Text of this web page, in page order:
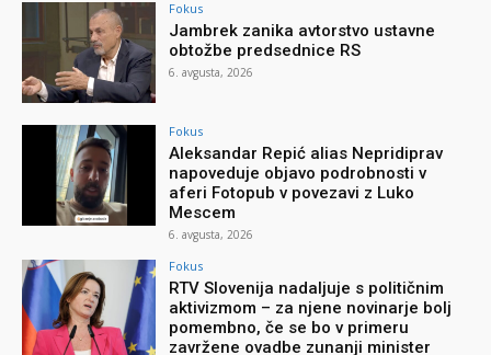
Fokus
Jambrek zanika avtorstvo ustavne
obtožbe predsednice RS
6. avgusta, 2026
Fokus
Aleksandar Repić alias Nepridiprav
napoveduje objavo podrobnosti v
aferi Fotopub v povezavi z Luko
Mescem
6. avgusta, 2026
Fokus
RTV Slovenija nadaljuje s političnim
aktivizmom – za njene novinarje bolj
pomembno, če se bo v primeru
zavržene ovadbe zunanji minister